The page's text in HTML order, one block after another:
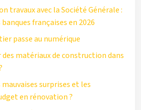
travaux avec la Société Générale :
françaises en 2026
passe au numérique
matériaux de construction dans
surprises et les
en rénovation ?